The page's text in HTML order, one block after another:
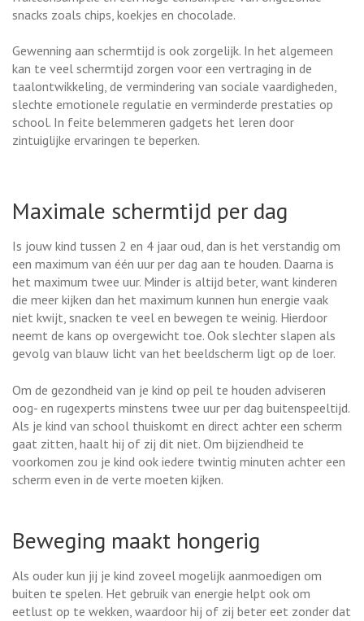
snacks zoals chips, koekjes en chocolade.
Gewenning aan schermtijd is ook zorgelijk. In het algemeen
kan te veel schermtijd zorgen voor een vertraging in de
taalontwikkeling, de vermindering van sociale vaardigheden,
slechte emotionele regulatie en verminderde prestaties op
school. In feite belemmeren gadgets het leren door
zintuiglijke ervaringen te beperken.
Maximale schermtijd per dag
Is jouw kind tussen 2 en 4 jaar oud, dan is het verstandig om
een maximum van één uur per dag aan te houden. Daarna is
het maximum twee uur. Minder is altijd beter, want kinderen
die meer kijken dan het maximum kunnen hun energie vaak
niet kwijt, snacken te veel en bewegen te weinig. Hierdoor
neemt de kans op overgewicht toe. Ook slechter slapen als
gevolg van blauw licht van het beeldscherm ligt op de loer.
Om de gezondheid van je kind op peil te houden adviseren
oog- en rugexperts minstens twee uur per dag buitenspeeltijd.
Als je kind van school thuiskomt en direct achter een scherm
gaat zitten, haalt hij of zij dit niet. Om bijziendheid te
voorkomen zou je kind ook iedere twintig minuten achter een
scherm even in de verte moeten kijken.
Beweging maakt hongerig
Als ouder kun jij je kind zoveel mogelijk aanmoedigen om
buiten te spelen. Het gebruik van energie helpt ook om
eetlust op te wekken, waardoor hij of zij beter eet zonder dat